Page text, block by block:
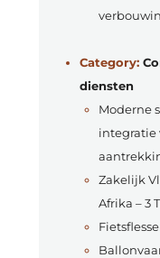
Category:
diensten
Moderne
integratie
Zakelijk
Afrika – 3